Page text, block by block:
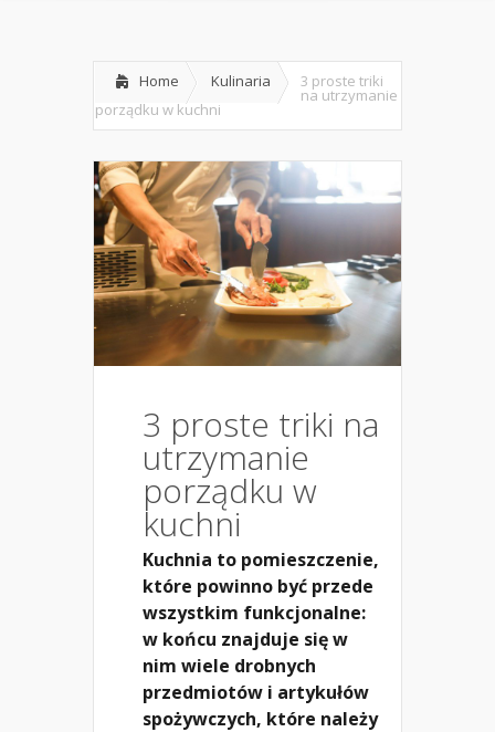
Home Kulinaria 3 proste triki
na utrzymanie
porządku w kuchni
3 proste triki na
utrzymanie
porządku w
kuchni
Kuchnia to pomieszczenie,
które powinno być przede
wszystkim funkcjonalne:
w końcu znajduje się w
nim wiele drobnych
przedmiotów i artykułów
spożywczych, które należy